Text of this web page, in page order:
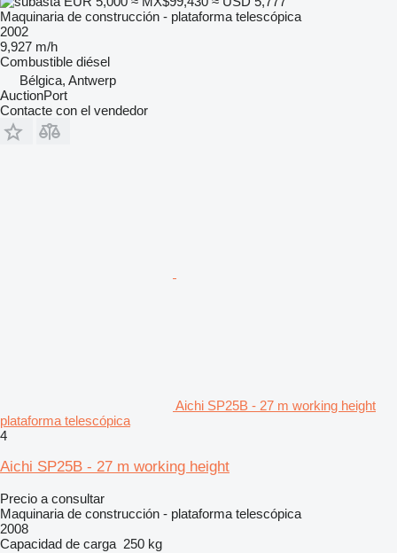
Maquinaria de construcción - plataforma telescópica
2002
9,927 m/h
Combustible diésel
Bélgica, Antwerp
AuctionPort
Contacte con el vendedor
Aichi SP25B - 27 m working height
plataforma telescópica
4
Aichi SP25B - 27 m working height
Precio a consultar
Maquinaria de construcción - plataforma telescópica
2008
Capacidad de carga 250 kg